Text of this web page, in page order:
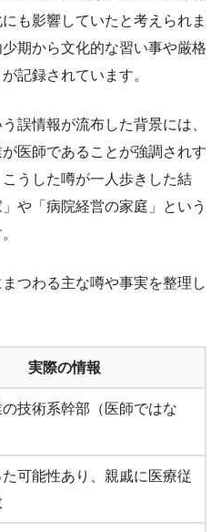
も影響していたと考えられま
期から文化的な習い事や厳格
記録されています。
誤情報が流布した背景には、
医師であることが強調されす
うした噂が一人歩きした結
や「病院経営の家庭」という
つわる主な噂や事実を整理し
実際の情報
技術系幹部（医師ではな
可能性あり、親戚に医療従